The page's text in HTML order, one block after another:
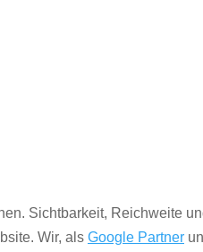
Sichtbarkeit, Reichweite
Wir, als Google Partner